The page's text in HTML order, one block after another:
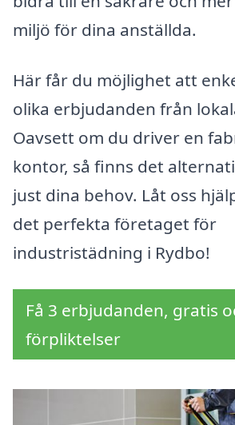
miljö för dina anställda.
Här får du möjlighet att
olika erbjudanden från
Oavsett om du driver en
kontor, så finns det
just dina behov. Låt oss
det perfekta företaget för
industristädning i Rydbo!
Få 3 erbjudanden, gratis
förpliktelser